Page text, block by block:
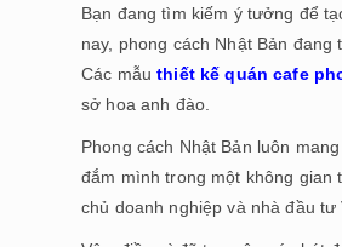
Bạn đang tìm kiếm ý tưởng để
nay, phong cách Nhật Bản
Các mẫuthiết kế quán cafe
sở hoa anh đào.
Phong cách Nhật Bản luôn
đắm mình trong một không gian
chủ doanh nghiệp và nhà đầu tư